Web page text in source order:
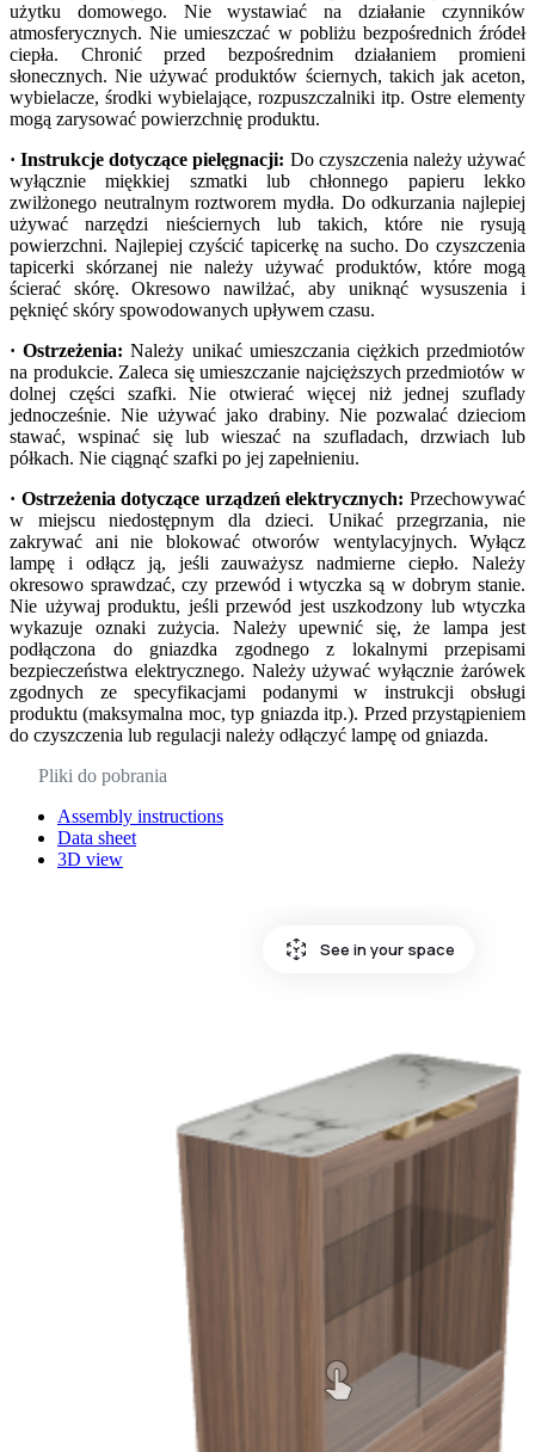
użytku domowego. Nie wystawiać na działanie czynników
atmosferycznych. Nie umieszczać w pobliżu bezpośrednich źródeł
ciepła. Chronić przed bezpośrednim działaniem promieni
słonecznych. Nie używać produktów ściernych, takich jak aceton,
wybielacze, środki wybielające, rozpuszczalniki itp. Ostre elementy
mogą zarysować powierzchnię produktu.
· Instrukcje dotyczące pielęgnacji: Do czyszczenia należy używać
wyłącznie miękkiej szmatki lub chłonnego papieru lekko
zwilżonego neutralnym roztworem mydła. Do odkurzania najlepiej
używać narzędzi nieściernych lub takich, które nie rysują
powierzchni. Najlepiej czyścić tapicerkę na sucho. Do czyszczenia
tapicerki skórzanej nie należy używać produktów, które mogą
ścierać skórę. Okresowo nawilżać, aby uniknąć wysuszenia i
pęknięć skóry spowodowanych upływem czasu.
· Ostrzeżenia: Należy unikać umieszczania ciężkich przedmiotów
na produkcie. Zaleca się umieszczanie najcięższych przedmiotów w
dolnej części szafki. Nie otwierać więcej niż jednej szuflady
jednocześnie. Nie używać jako drabiny. Nie pozwalać dzieciom
stawać, wspinać się lub wieszać na szufladach, drzwiach lub
półkach. Nie ciągnąć szafki po jej zapełnieniu.
· Ostrzeżenia dotyczące urządzeń elektrycznych: Przechowywać
w miejscu niedostępnym dla dzieci. Unikać przegrzania, nie
zakrywać ani nie blokować otworów wentylacyjnych. Wyłącz
lampę i odłącz ją, jeśli zauważysz nadmierne ciepło. Należy
okresowo sprawdzać, czy przewód i wtyczka są w dobrym stanie.
Nie używaj produktu, jeśli przewód jest uszkodzony lub wtyczka
wykazuje oznaki zużycia. Należy upewnić się, że lampa jest
podłączona do gniazdka zgodnego z lokalnymi przepisami
bezpieczeństwa elektrycznego. Należy używać wyłącznie żarówek
zgodnych ze specyfikacjami podanymi w instrukcji obsługi
produktu (maksymalna moc, typ gniazda itp.). Przed przystąpieniem
do czyszczenia lub regulacji należy odłączyć lampę od gniazda.
Pliki do pobrania
Assembly instructions
Data sheet
3D view